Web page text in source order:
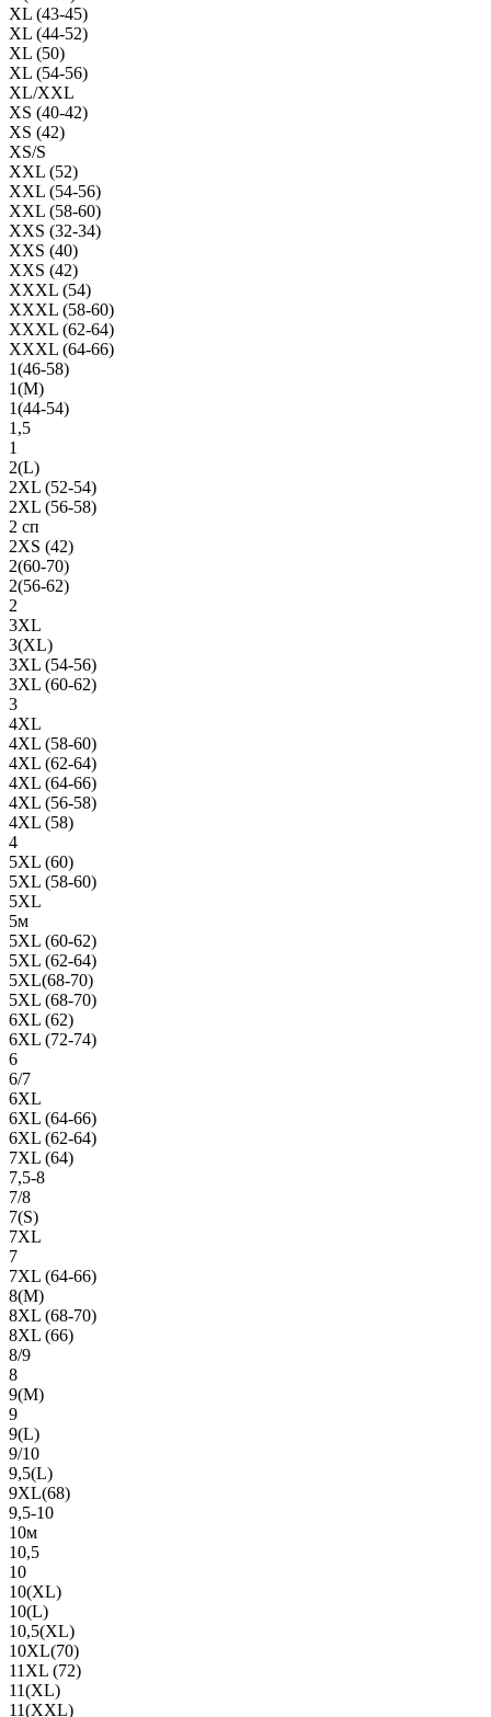
XL (43-45)
XL (44-52)
XL (50)
XL (54-56)
XL/XXL
XS (40-42)
XS (42)
XS/S
XXL (52)
XXL (54-56)
XXL (58-60)
XXS (32-34)
XXS (40)
XXS (42)
XXXL (54)
XXXL (58-60)
XXXL (62-64)
XXXL (64-66)
1(46-58)
1(М)
1(44-54)
1,5
1
2(L)
2XL (52-54)
2XL (56-58)
2 сп
2XS (42)
2(60-70)
2(56-62)
2
3XL
3(XL)
3XL (54-56)
3XL (60-62)
3
4XL
4XL (58-60)
4XL (62-64)
4XL (64-66)
4XL (56-58)
4XL (58)
4
5XL (60)
5XL (58-60)
5XL
5м
5XL (60-62)
5XL (62-64)
5XL(68-70)
5XL (68-70)
6XL (62)
6XL (72-74)
6
6/7
6XL
6XL (64-66)
6XL (62-64)
7XL (64)
7,5-8
7/8
7(S)
7XL
7
7XL (64-66)
8(М)
8XL (68-70)
8XL (66)
8/9
8
9(М)
9
9(L)
9/10
9,5(L)
9XL(68)
9,5-10
10м
10,5
10
10(XL)
10(L)
10,5(XL)
10XL(70)
11XL (72)
11(XL)
11(XXL)